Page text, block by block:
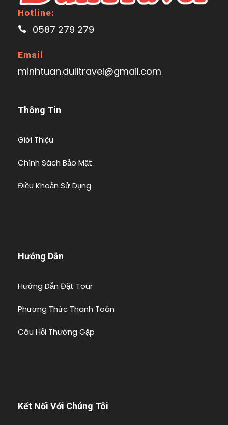
Hotline:
0587 279 279
Email
minhtuan.dulitravel@gmail.com
Thông Tin
Giới Thiệu
Chính Sách Bảo Mật
Điều Khoản Sử Dụng
Hướng Dẫn
Hướng Dẫn Đặt Tour
Phương Thức Thanh Toán
Câu Hỏi Thường Gặp
Kết Nối Với Chúng Tôi